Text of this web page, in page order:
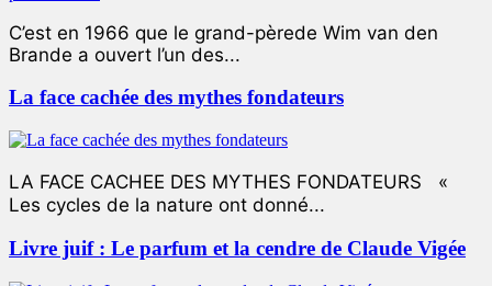
C’est en 1966 que le grand-pèrede Wim van den
Brande a ouvert l’un des...
La face cachée des mythes fondateurs
LA FACE CACHEE DES MYTHES FONDATEURS «
Les cycles de la nature ont donné...
Livre juif : Le parfum et la cendre de Claude Vigée